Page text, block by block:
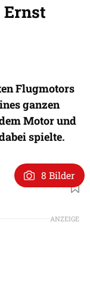
Flugmotors
ganzen
Motor und
spielte.
8 Bilder
ANZEIGE